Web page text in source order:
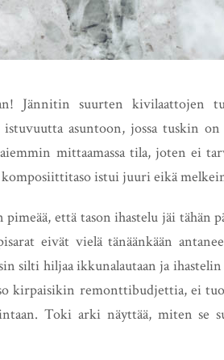
Jännitin suurten kivilaattojen
asuntoon, jossa tuskin on
mittaamassa tila, joten ei
istui juuri eikä
että tason ihastelu jäi tähän
eivät vielä tänäänkään
silti hiljaa ikkunalautaan ja ihastelin
kirpaisikin remonttibudjettia, ei
Toki arki näyttää, miten se